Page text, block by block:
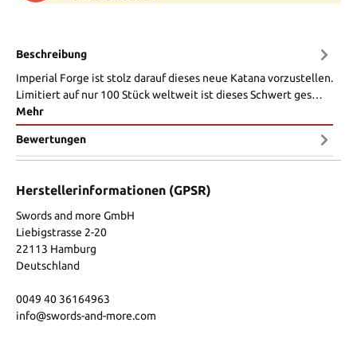
Beschreibung
Imperial Forge ist stolz darauf dieses neue Katana vorzustellen.
Limitiert auf nur 100 Stück weltweit ist dieses Schwert ges…
Mehr
Bewertungen
Herstellerinformationen (GPSR)
Swords and more GmbH
Liebigstrasse 2-20
22113 Hamburg
Deutschland
0049 40 36164963
info@swords-and-more.com